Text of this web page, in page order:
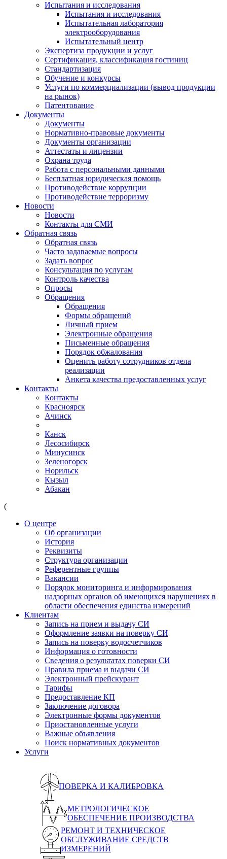
Испытания и исследования
Испытания и исследования
Испытательная лаборатория
электрооборудования
Испытательный центр
Экспертиза продукции и услуг
Сертификация, классификация гостиниц
Стандартизация
Обучение и конкурсы
Услуги по коммерциализации (вывод продукции
на рынок)
Патентование
Документы
Документы
Нормативно-правовые документы
Документы организации
Аттестаты и лицензии
Охрана труда
Работа с персональными данными
Бесплатная юридическая помощь
Противодействие коррупции
Противодействие терроризму
Новости
Новости
Контакты для СМИ
Обратная связь
Обратная связь
Часто задаваемые вопросы
Задать вопрос
Консультация по услугам
Контроль качества
Опросы
Обращения
Обращения
Формы обращений
Личный прием
Электронные обращения
Письменные обращения
Порядок обжалования
Оценить работу сотрудников отдела
реализации
Анкета качества предоставленных услуг
Контакты
Контакты
Красноярск
Ачинск
Канск
Лесосибирск
Минусинск
Зеленогорск
Норильск
Кызыл
Абакан
(
О центре
Об организации
История
Реквизиты
Структура организации
Референтные группы
Вакансии
Порядок мониторинга и информирования
надзорных органов об имеющихся нарушениях в
области обеспечения единства измерений
Клиентам
Запись на прием и выдачу СИ
Оформление заявки на поверку СИ
Запись на поверку водосчетчиков
Информация о готовности
Сведения о результатах поверки СИ
Правила приема и выдачи СИ
Электронный прейскурант
Тарифы
Предоставление КП
Заключение договора
Электронные формы документов
Приостановленные услуги
Важные объявления
Поиск нормативных документов
Услуги
ПОВЕРКА И КАЛИБРОВКА
МЕТРОЛОГИЧЕСКОЕ
ОБЕСПЕЧЕНИЕ ПРОИЗВОДСТВА
РЕМОНТ И ТЕХНИЧЕСКОЕ
ОБСЛУЖИВАНИЕ СРЕДСТВ
ИЗМЕРЕНИЙ